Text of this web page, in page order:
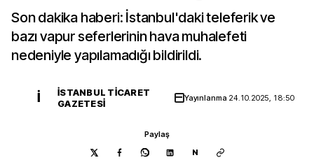
Son dakika haberi: İstanbul'daki teleferik ve
bazı vapur seferlerinin hava muhalefeti
nedeniyle yapılamadığı bildirildi.
İ
İSTANBUL TICARET
GAZETESI
Yayınlanma 24.10.2025, 18:50
Paylaş
N